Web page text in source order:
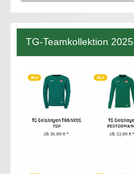
TG-Teamkollektion 2025